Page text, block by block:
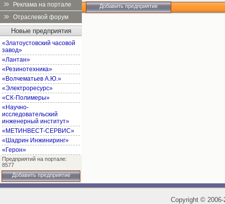
Реклама на портале
Отраслевой форум
Новые предприятия
«Златоустовский часовой
завод»
«Лантан»
«Резинотехника»
«Волчематьев А.Ю.»
«Электроресурс»
«СК-Полимеры»
«Научно-
исследовательский
инженерный институт»
«МЕТИНВЕСТ-СЕРВИС»
«Шадрин Инжиниринг»
«Герон»
Предприятий на портале:
8577
Добавить предприятие
Добавить предприятие
Copyright ©